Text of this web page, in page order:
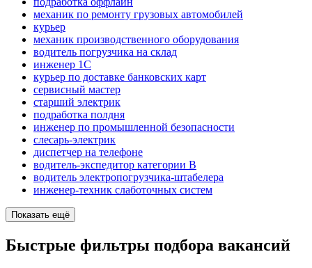
механик по ремонту грузовых автомобилей
курьер
механик производственного оборудования
водитель погрузчика на склад
инженер 1С
курьер по доставке банковских карт
сервисный мастер
старший электрик
подработка полдня
инженер по промышленной безопасности
слесарь-электрик
диспетчер на телефоне
водитель-экспедитор категории B
водитель электропогрузчика-штабелера
инженер-техник слаботочных систем
Показать ещё
Быстрые фильтры подбора вакансий